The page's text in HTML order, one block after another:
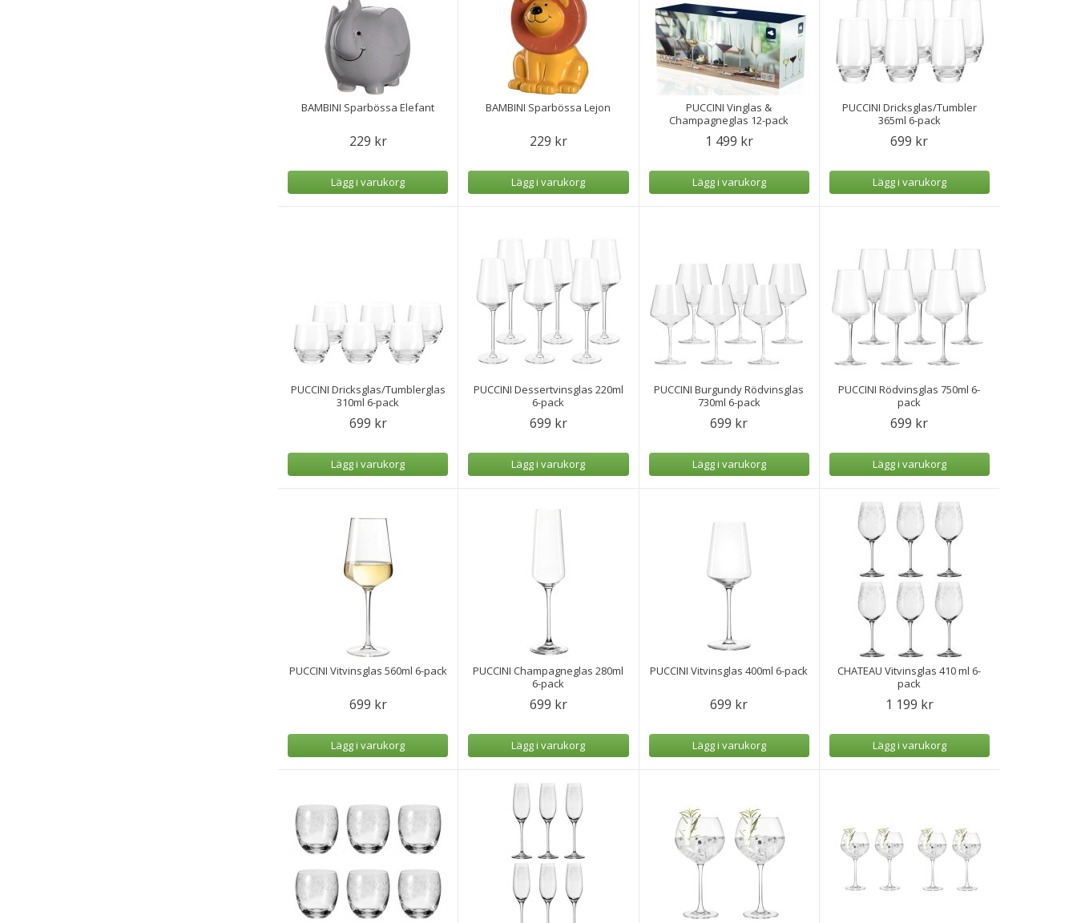
BAMBINI Sparbössa Elefant
229 kr
Lägg i varukorg
BAMBINI Sparbössa Lejon
229 kr
Lägg i varukorg
PUCCINI Vinglas &
Champagneglas 12-pack
Leonardo
1 499 kr
Lägg i varukorg
PUCCINI Dricksglas/Tumbler
365ml 6-pack
699 kr
Lägg i varukorg
PUCCINI Dricksglas/Tumblerglas
310ml 6-pack
699 kr
Lägg i varukorg
PUCCINI Dessertvinsglas 220ml
6-pack
699 kr
Lägg i varukorg
PUCCINI Burgundy Rödvinsglas
730ml 6-pack
699 kr
Lägg i varukorg
PUCCINI Rödvinsglas 750ml 6-
pack
699 kr
Lägg i varukorg
PUCCINI Vitvinsglas 560ml 6-pack
699 kr
Lägg i varukorg
PUCCINI Champagneglas 280ml
6-pack
699 kr
Lägg i varukorg
PUCCINI Vitvinsglas 400ml 6-pack
699 kr
Lägg i varukorg
CHATEAU Vitvinsglas 410 ml 6-
pack
1 199 kr
Lägg i varukorg